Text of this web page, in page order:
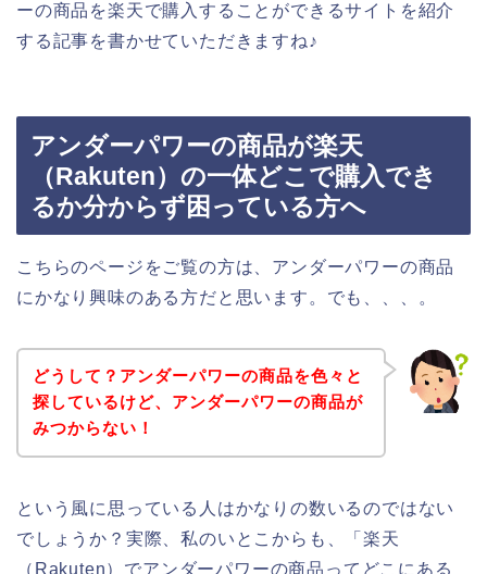
ーの商品を楽天で購入することができるサイトを紹介
する記事を書かせていただきますね♪
アンダーパワーの商品が楽天
（Rakuten）の一体どこで購入でき
るか分からず困っている方へ
こちらのページをご覧の方は、アンダーパワーの商品
にかなり興味のある方だと思います。でも、、、。
どうして？アンダーパワーの商品を色々と
探しているけど、アンダーパワーの商品が
みつからない！
という風に思っている人はかなりの数いるのではない
でしょうか？実際、私のいとこからも、「楽天
（Rakuten）でアンダーパワーの商品ってどこにある